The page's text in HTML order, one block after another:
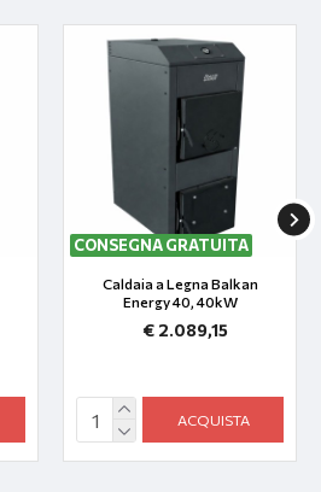
CONSEGNA GRATUITA
Caldaia a Legna Balkan
Energy 40, 40kW
€ 2.089,15
ACQUISTA